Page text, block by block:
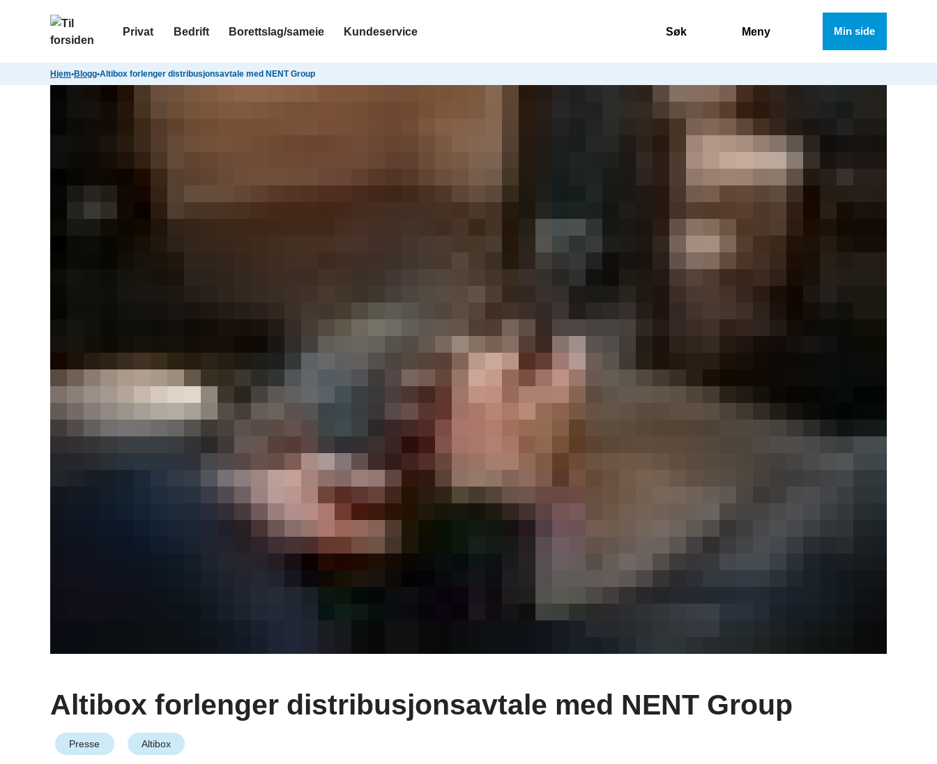
Privat Bedrift Borettslag/sameie Kundeservice Søk Meny Min side
Hjem•Blogg•Altibox forlenger distribusjonsavtale med NENT Group
Altibox forlenger distribusjonsavtale med NENT Group
Presse Altibox